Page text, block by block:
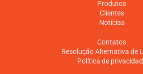
Produtos
Clientes
Notícias
Contatos
Resolução Alternativa de
Política de